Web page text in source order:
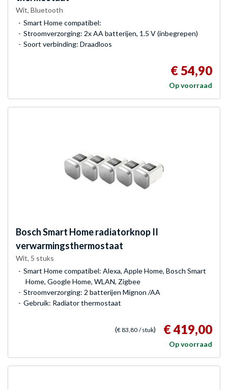
Wit, Bluetooth
Smart Home compatibel:
Stroomverzorging: 2x AA batterijen, 1.5 V (inbegrepen)
Soort verbinding: Draadloos
€ 54,90
Op voorraad
BoschSmart Home radiatorknop II
verwarmingsthermostaat
Wit, 5 stuks
Smart Home compatibel: Alexa, Apple Home, Bosch Smart
Home, Google Home, WLAN, Zigbee
Stroomverzorging: 2 batterijen Mignon /AA
Gebruik: Radiator thermostaat
(€ 83,80 / stuk) € 419,00
Op voorraad